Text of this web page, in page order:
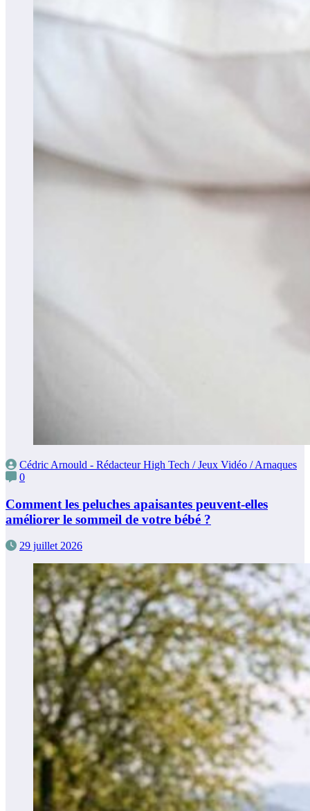
Cédric Arnould - Rédacteur High Tech / Jeux Vidéo / Arnaques
0
Comment les peluches apaisantes peuvent-elles
améliorer le sommeil de votre bébé ?
29 juillet 2026